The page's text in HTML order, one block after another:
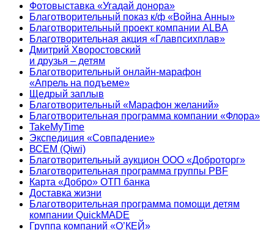
Фотовыставка «Угадай донора»
Благотворительный показ к/ф «Война Анны»
Благотворительный проект компании ALBA
Благотворительная акция «Главпсихплав»
Дмитрий Хворостовский
и друзья – детям
Благотворительный онлайн‑марафон
«Апрель на подъеме»
Щедрый заплыв
Благотворительный «Марафон желаний»
Благотворительная программа компании «Флора»
TakeMyTime
Экспедиция «Совпадение»
ВСЕМ (Qiwi)
Благотворительный аукцион ООО «Доброторг»
Благотворительная программа группы PBF
Карта «Добро» ОТП банка
Доставка жизни
Благотворительная программа помощи детям
компании QuickMADE
Группа компаний «О’КЕЙ»